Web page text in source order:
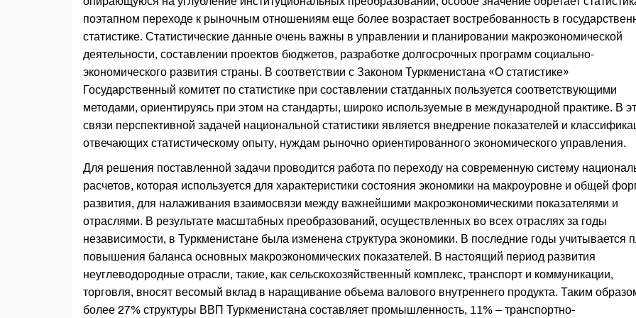
поэтапном переходе к рыночным отношениям еще более возрастает востребованность в
статистике. Статистические данные очень важны в управлении и планировании макроэкономической
деятельности, составлении проектов бюджетов, разработке долгосрочных программ социально-
экономического развития страны. В соответствии с Законом Туркменистана «О статистике»
Государственный комитет по статистике при составлении статданных пользуется соответствующими
методами, ориентируясь при этом на стандарты, широко используемые в международной практике. В
связи перспективной задачей национальной статистики является внедрение показателей и
отвечающих статистическому опыту, нуждам рыночно ориентированного экономического управления.
Для решения поставленной задачи проводится работа по переходу на современную систему
расчетов, которая используется для характеристики состояния экономики на макроуровне и общей
развития, для налаживания взаимосвязи между важнейшими макроэкономическими показателями и
отраслями. В результате масштабных преобразований, осуществленных во всех отраслях за годы
независимости, в Туркменистане была изменена структура экономики. В последние годы учитывается
повышения баланса основных макроэкономических показателей. В настоящий период развития
неуглеводородные отрасли, такие, как сельскохозяйственный комп­лекс, транспорт и коммуникации,
торговля, вносят весомый вклад в наращивание объема валового внутреннего продукта. Таким
более 27% структуры ВВП Туркменистана составляет промышленность, 11% – транспортно-